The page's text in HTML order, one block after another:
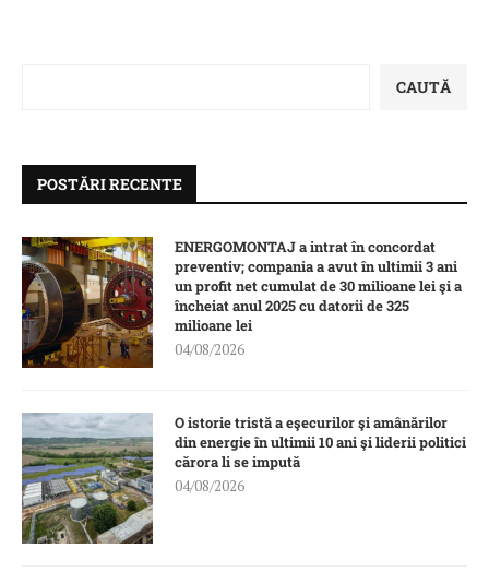
CAUTĂ
POSTĂRI RECENTE
ENERGOMONTAJ a intrat în concordat
preventiv; compania a avut în ultimii 3 ani
un profit net cumulat de 30 milioane lei şi a
încheiat anul 2025 cu datorii de 325
milioane lei
04/08/2026
O istorie tristă a eşecurilor şi amânărilor
din energie în ultimii 10 ani şi liderii politici
cărora li se impută
04/08/2026